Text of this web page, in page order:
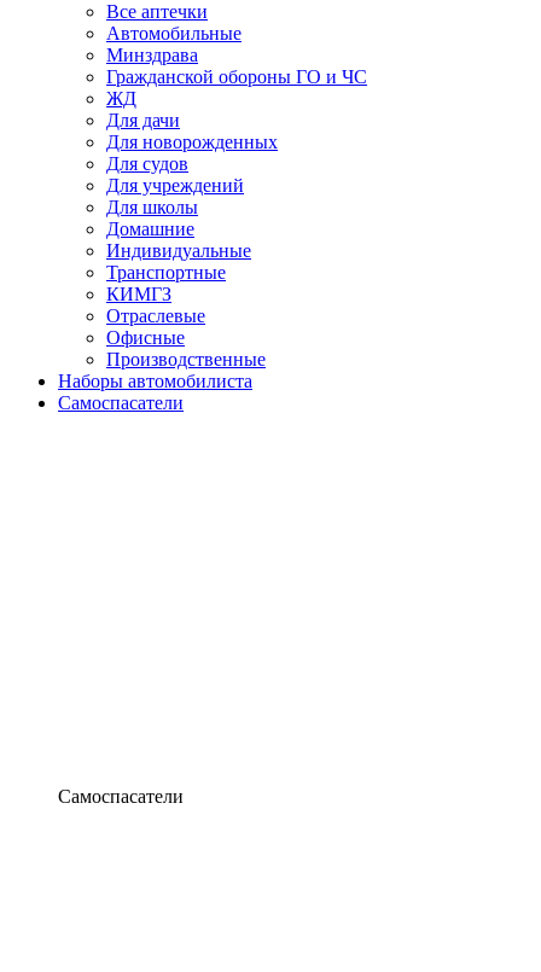
Все аптечки
Автомобильные
Минздрава
Гражданской обороны ГО и ЧС
ЖД
Для дачи
Для новорожденных
Для судов
Для учреждений
Для школы
Домашние
Индивидуальные
Транспортные
КИМГЗ
Отраслевые
Офисные
Производственные
Наборы автомобилиста
Самоспасатели
Самоспасатели